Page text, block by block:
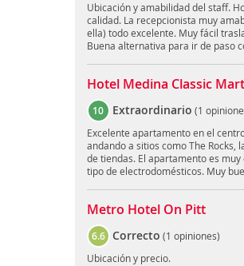
Ubicación y amabilidad del staff.
calidad. La recepcionista muy
ella) todo excelente. Muy fácil
Buena alternativa para ir de paso
Hotel Medina Classic
10 Extraordinario (1
Excelente apartamento en el
andando a sitios como The Rocks,
de tiendas. El apartamento es
tipo de electrodomésticos. Muy
Metro Hotel On Pitt
6.6 Correcto (1 opiniones)
Ubicación y precio.